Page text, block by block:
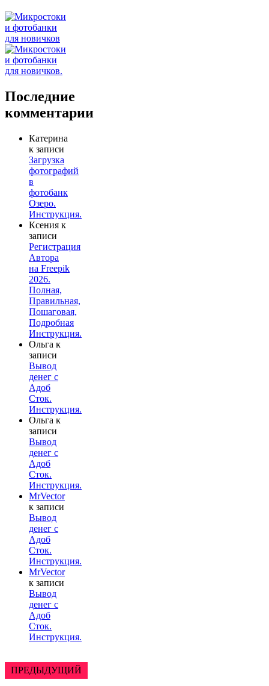
Последние
комментарии
Катерина
к записи
Загрузка
фотографий
в
фотобанк
Озеро.
Инструкция.
Ксения к
записи
Регистрация
Автора
на Freepik
2026.
Полная,
Правильная,
Пошаговая,
Подробная
Инструкция.
Ольга к
записи
Вывод
денег с
Адоб
Сток.
Инструкция.
Ольга к
записи
Вывод
денег с
Адоб
Сток.
Инструкция.
MrVector
к записи
Вывод
денег с
Адоб
Сток.
Инструкция.
MrVector
к записи
Вывод
денег с
Адоб
Сток.
Инструкция.
ПРЕДЫДУЩИЙ